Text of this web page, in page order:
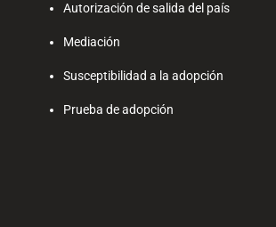
Autorización de salida del país
Mediación
Susceptibilidad a la adopción
Prueba de adopción